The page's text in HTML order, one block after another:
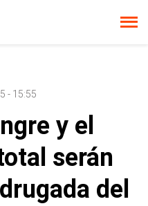
- 15:55
y el
serán
del